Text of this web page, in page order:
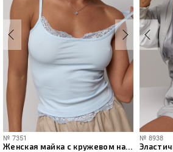
№ 7351
Женская майка с кружевом на бретелях
№ 8938